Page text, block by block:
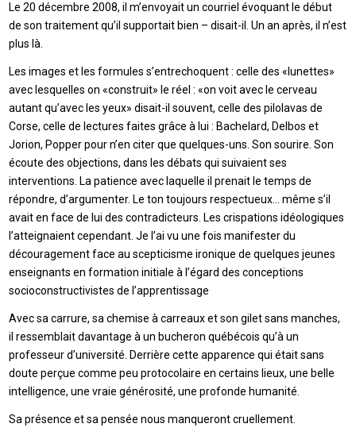
Le 20 décembre 2008, il m’envoyait un courriel évoquant le début
de son traitement qu’il supportait bien – disait-il. Un an après, il n’est
plus là.
Les images et les formules s’entrechoquent : celle des «lunettes»
avec lesquelles on «construit» le réel : «on voit avec le cerveau
autant qu’avec les yeux» disait-il souvent, celle des pilolavas de
Corse, celle de lectures faites grâce à lui : Bachelard, Delbos et
Jorion, Popper pour n’en citer que quelques-uns. Son sourire. Son
écoute des objections, dans les débats qui suivaient ses
interventions. La patience avec laquelle il prenait le temps de
répondre, d’argumenter. Le ton toujours respectueux… même s’il
avait en face de lui des contradicteurs. Les crispations idéologiques
l’atteignaient cependant. Je l’ai vu une fois manifester du
découragement face au scepticisme ironique de quelques jeunes
enseignants en formation initiale à l’égard des conceptions
socioconstructivistes de l’apprentissage
Avec sa carrure, sa chemise à carreaux et son gilet sans manches,
il ressemblait davantage à un bucheron québécois qu’à un
professeur d’université. Derrière cette apparence qui était sans
doute perçue comme peu protocolaire en certains lieux, une belle
intelligence, une vraie générosité, une profonde humanité.
Sa présence et sa pensée nous manqueront cruellement.